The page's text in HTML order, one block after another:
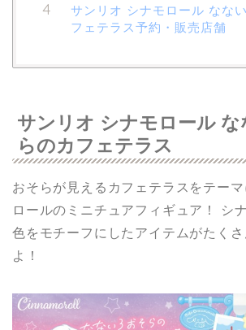
サンリオ シナモロール なな
フェテラス予約・販売店舗
サンリオ シナモロール な
らのカフェテラス
おそらが見えるカフェテラスをテー
ロールのミニチュアフィギュア！ シ
色をモチーフにしたアイテムがたく
よ！